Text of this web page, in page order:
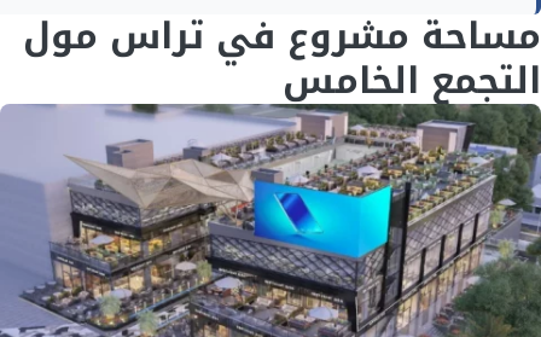
مساحة مشروع في تراس مول
التجمع الخامس